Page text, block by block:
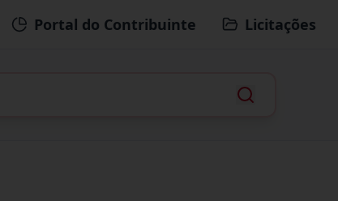
Portal do Contribuinte Licitações